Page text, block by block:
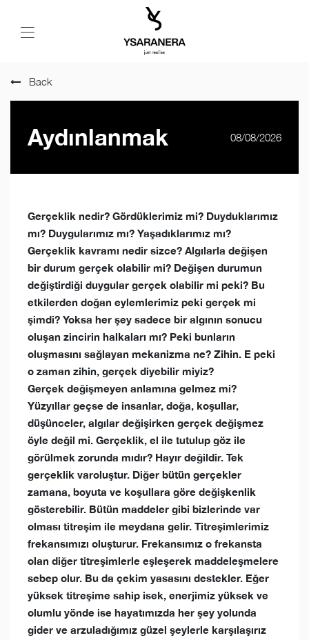
Back
Aydınlanmak 08/08/2026
Gerçeklik nedir? Gördüklerimiz mi? Duyduklarımız
mı? Duygularımız mı? Yaşadıklarımız mı?
Gerçeklik kavramı nedir sizce? Algılarla değişen
bir durum gerçek olabilir mi? Değişen durumun
değiştirdiği duygular gerçek olabilir mi peki? Bu
etkilerden doğan eylemlerimiz peki gerçek mi
şimdi? Yoksa her şey sadece bir algının sonucu
oluşan zincirin halkaları mı? Peki bunların
oluşmasını sağlayan mekanizma ne? Zihin. E peki
o zaman zihin, gerçek diyebilir miyiz?
Gerçek değişmeyen anlamına gelmez mi?
Yüzyıllar geçse de insanlar, doğa, koşullar,
düşünceler, algılar değişirken gerçek değişmez
öyle değil mi. Gerçeklik, el ile tutulup göz ile
görülmek zorunda mıdır? Hayır değildir. Tek
gerçeklik varoluştur. Diğer bütün gerçekler
zamana, boyuta ve koşullara göre değişkenlik
gösterebilir. Bütün maddeler gibi bizlerinde var
olması titreşim ile meydana gelir. Titreşimlerimiz
frekansımızı oluşturur. Frekansımız o frekansta
olan diğer titreşimlerle eşleşerek maddeleşmelere
sebep olur. Bu da çekim yasasını destekler. Eğer
yüksek titreşime sahip isek, enerjimiz yüksek ve
olumlu yönde ise hayatımızda her şey yolunda
gider ve arzuladığımız güzel şeylerle karşılaşırız